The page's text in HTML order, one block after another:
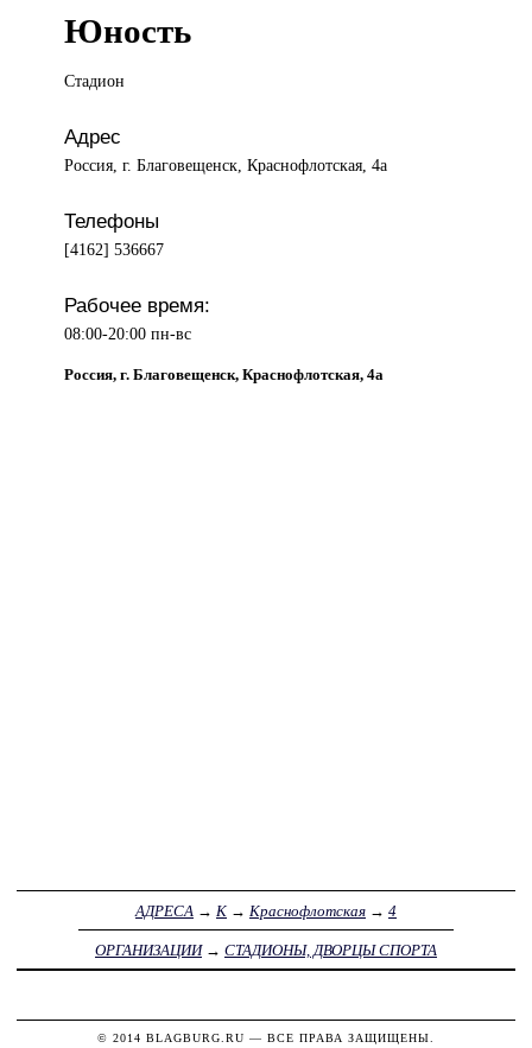
Юность
Стадион
Адрес
Россия, г. Благовещенск, Краснофлотская, 4а
Телефоны
[4162] 536667
Рабочее время:
08:00-20:00 пн-вс
Россия, г. Благовещенск, Краснофлотская, 4а
АДРЕСА → К → Краснофлотская → 4
ОРГАНИЗАЦИИ→ СТАДИОНЫ, ДВОРЦЫ СПОРТА
© 2014 BLAGBURG.RU — ВСЕ ПРАВА ЗАЩИЩЕНЫ.